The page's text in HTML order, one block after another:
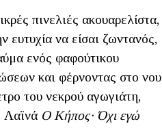
πινελιές ακουαρελίστα,
ευτυχία να είσαι ζωντανός,
ενός φαφούτικου
και φέρνοντας στο νου
του νεκρού αγωγιάτη,
Λαϊνά Ο Κήπος· Όχι εγώ